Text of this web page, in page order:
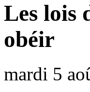
Les lois
obéir
mardi 5